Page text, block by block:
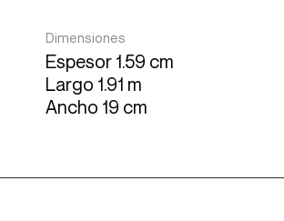
Dimensiones
Espesor 1.59 cm
Largo 1.91 m
Ancho 19 cm